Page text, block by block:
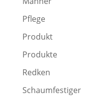
Pflege
Produkt
Produkte
Redken
Schaumfestiger